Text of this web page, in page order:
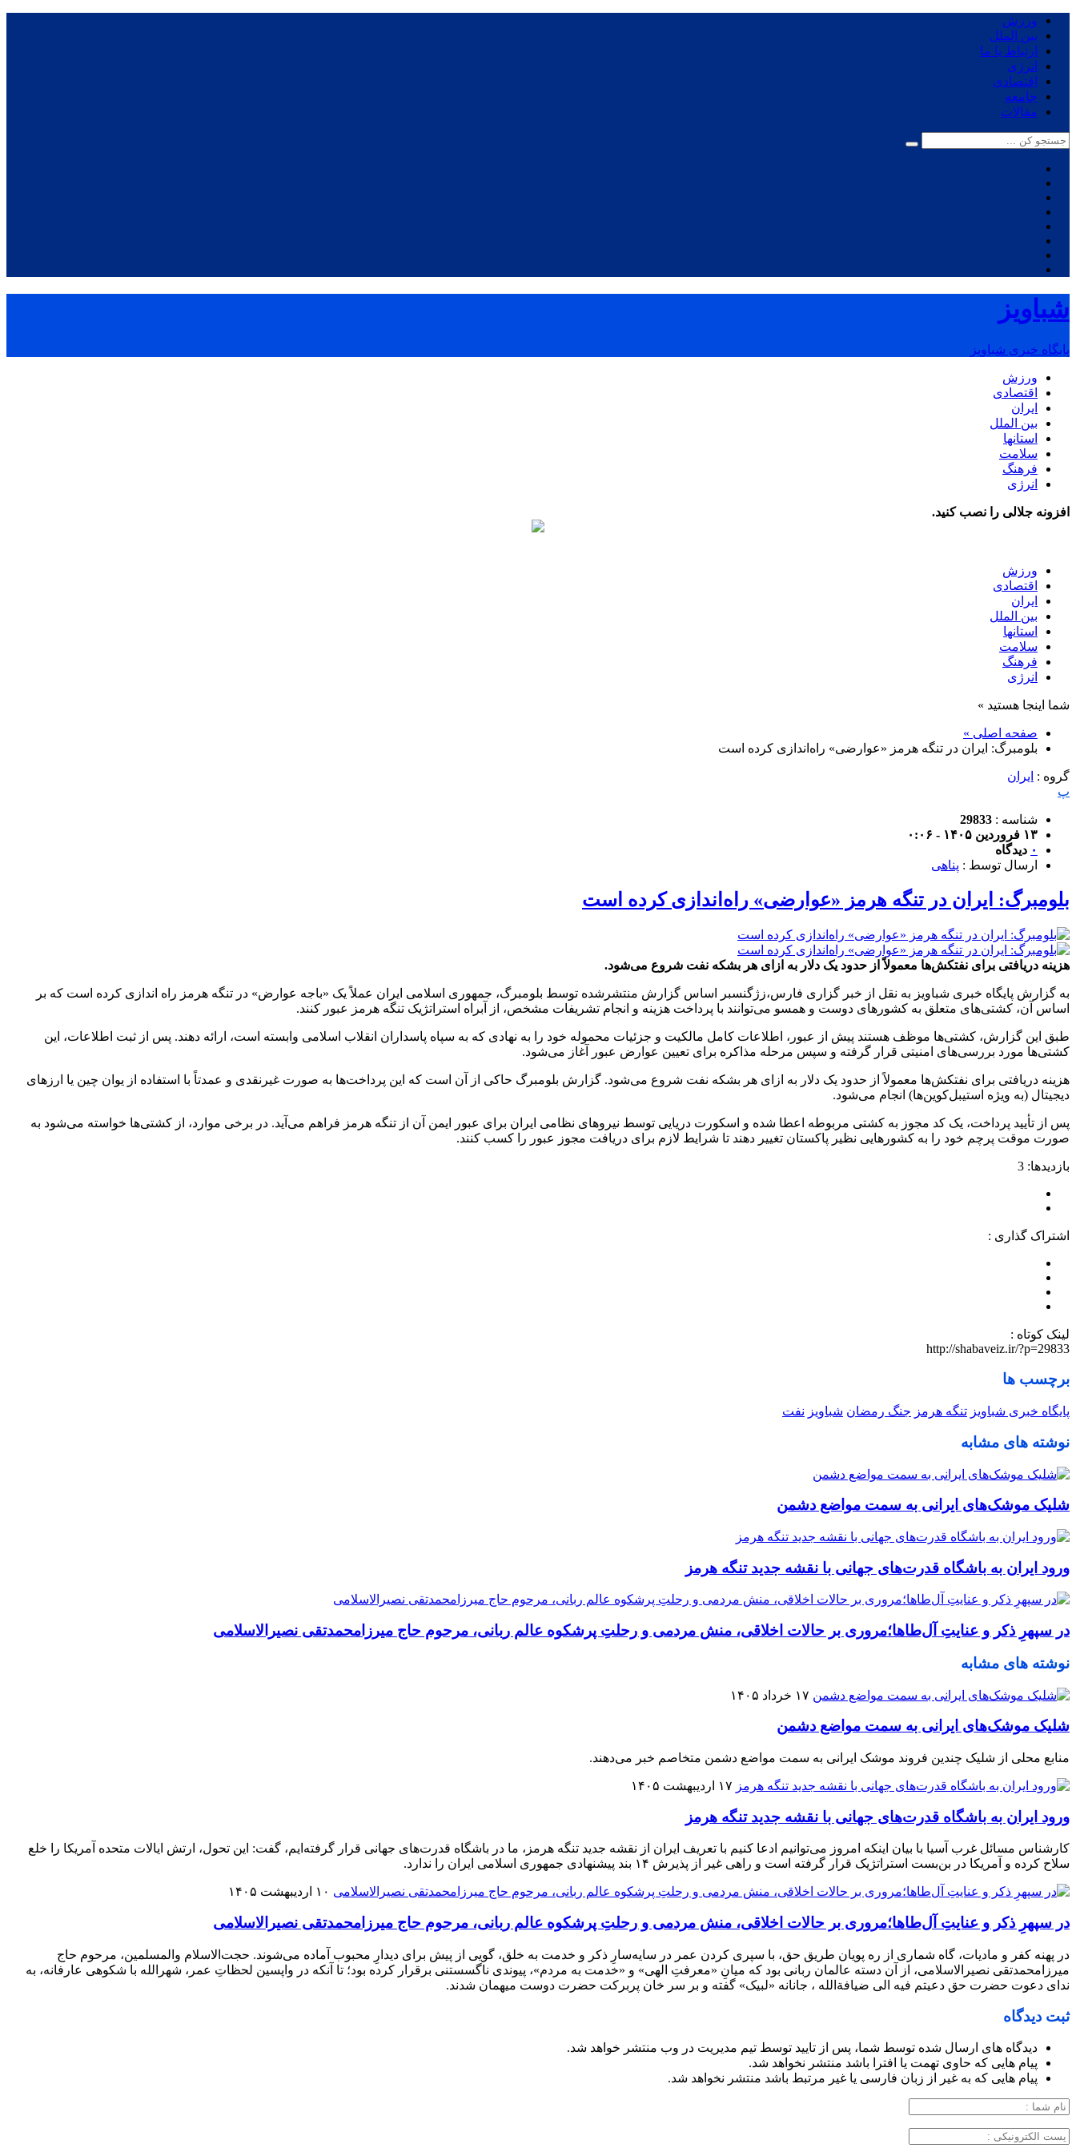
ورزش
بین الملل
ارتباط با ما
انرژی
اقتصادی
جامعه
مقالات
شباویز
پایگاه خبری شباویز
ورزش
اقتصادی
ایران
بین الملل
استانها
سلامت
فرهنگ
انرژی
افزونه جلالی را نصب کنید.
ورزش
اقتصادی
ایران
بین الملل
استانها
سلامت
فرهنگ
انرژی
شما اینجا هستید »
صفحه اصلی »
بلومبرگ: ایران در تنگه هرمز «عوارضی» راه‌اندازی کرده است
گروه : ایران
پ
شناسه : 29833
۱۳ فروردین ۱۴۰۵ - ۰:۰۶
۰ دیدگاه
ارسال توسط : پناهی
بلومبرگ: ایران در تنگه هرمز «عوارضی» راه‌اندازی کرده است
هزینه دریافتی برای نفتکش‌ها معمولاً از حدود یک دلار به ازای هر بشکه نفت شروع می‌شود.
به گزارش پایگاه خبری شباویز به نقل از خبر گزاری فارس،زژگنسبر اساس گزارش منتشرشده توسط بلومبرگ، جمهوری اسلامی ایران عملاً یک «باجه عوارض» در تنگه هرمز راه اندازی کرده است که بر
اساس آن، کشتی‌های متعلق به کشورهای دوست و همسو می‌توانند با پرداخت هزینه و انجام تشریفات مشخص، از آبراه استراتژیک تنگه هرمز عبور کنند.
طبق این گزارش، کشتی‌ها موظف هستند پیش از عبور، اطلاعات کامل مالکیت و جزئیات محموله خود را به نهادی که به سپاه پاسداران انقلاب اسلامی وابسته است، ارائه دهند. پس از ثبت اطلاعات، این
کشتی‌ها مورد بررسی‌های امنیتی قرار گرفته و سپس مرحله مذاکره برای تعیین عوارض عبور آغاز می‌شود.
هزینه دریافتی برای نفتکش‌ها معمولاً از حدود یک دلار به ازای هر بشکه نفت شروع می‌شود. گزارش بلومبرگ حاکی از آن است که این پرداخت‌ها به صورت غیرنقدی و عمدتاً با استفاده از یوان چین یا ارزهای
دیجیتال (به ویژه استیبل‌کوین‌ها) انجام می‌شود.
پس از تأیید پرداخت، یک کد مجوز به کشتی مربوطه اعطا شده و اسکورت دریایی توسط نیروهای نظامی ایران برای عبور ایمن آن از تنگه هرمز فراهم می‌آید. در برخی موارد، از کشتی‌ها خواسته می‌شود به
صورت موقت پرچم خود را به کشورهایی نظیر پاکستان تغییر دهند تا شرایط لازم برای دریافت مجوز عبور را کسب کنند.
بازدیدها: 3
اشتراک گذاری :
لینک کوتاه :
http://shabaveiz.ir/?p=29833
برچسب ها
پایگاه خبری شباویز تنگه هرمز جنگ رمضان شباویز نفت
نوشته های مشابه
شلیک موشک‌های ایرانی به سمت مواضع دشمن
ورود ایران به باشگاه قدرت‌های جهانی با نقشه جدید تنگه هرمز
در سپهرِ ذکر و عنایتِ آل‌طاها؛مروری بر حالات اخلاقی، منش مردمی و رحلتِ پرشکوه عالم ربانی، مرحوم حاج میرزامحمدتقی نصیرالاسلامی
نوشته های مشابه
۱۷ خرداد ۱۴۰۵
شلیک موشک‌های ایرانی به سمت مواضع دشمن
منابع محلی از شلیک چندین فروند موشک ایرانی به سمت مواضع دشمن متخاصم خبر می‌دهند.
۱۷ اردیبهشت ۱۴۰۵
ورود ایران به باشگاه قدرت‌های جهانی با نقشه جدید تنگه هرمز
کارشناس مسائل غرب آسیا با بیان اینکه امروز می‌توانیم ادعا کنیم با تعریف ایران از نقشه جدید تنگه هرمز، ما در باشگاه قدرت‌های جهانی قرار گرفته‌ایم، گفت: این تحول، ارتش ایالات متحده آمریکا را خلع
سلاح کرده و آمریکا در بن‌بست استراتژیک قرار گرفته است و راهی غیر از پذیرش ۱۴ بند پیشنهادی جمهوری اسلامی ایران را ندارد.
۱۰ اردیبهشت ۱۴۰۵
در سپهرِ ذکر و عنایتِ آل‌طاها؛مروری بر حالات اخلاقی، منش مردمی و رحلتِ پرشکوه عالم ربانی، مرحوم حاج میرزامحمدتقی نصیرالاسلامی
در پهنه کفر و مادیات، گاه شماری از ره پویان طریق حق، با سپری کردن عمر در سایه‌سارِ ذکر و خدمت به خلق، گویی از پیش برای دیدارِ محبوب آماده می‌شوند. حجت‌الاسلام والمسلمین، مرحوم حاج
میرزامحمدتقی نصیرالاسلامی، از آن دسته عالمان ربانی بود که میانِ «معرفتِ الهی» و «خدمت به مردم»، پیوندی ناگسستنی برقرار کرده بود؛ تا آنکه در واپسین لحظاتِ عمر، شهرالله با شکوهی عارفانه، به
ندای دعوت حضرت حق دعیتم فیه الی ضیافةالله ، جانانه «لبیک» گفته و بر سر خان پربرکت حضرت دوست میهمان شدند.
ثبت دیدگاه
دیدگاه های ارسال شده توسط شما، پس از تایید توسط تیم مدیریت در وب منتشر خواهد شد.
پیام هایی که حاوی تهمت یا افترا باشد منتشر نخواهد شد.
پیام هایی که به غیر از زبان فارسی یا غیر مرتبط باشد منتشر نخواهد شد.